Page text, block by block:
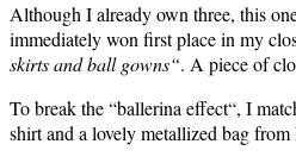
Although I already own three, this
immediately won first place in my
skirts and ball gowns“. A piece of
To break the“ballerina effect“, I
shirt and a lovely metallized bag